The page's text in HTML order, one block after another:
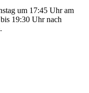
um 17:45 Uhr am
19:30 Uhr nach